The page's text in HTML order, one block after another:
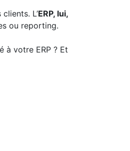
L’ERP, lui,
ou reporting.
à votre ERP ? Et